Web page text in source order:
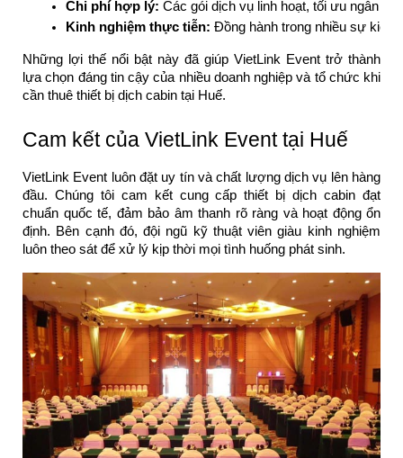
Chi phí hợp lý: Các gói dịch vụ linh hoạt, tối ưu ngân
Kinh nghiệm thực tiễn: Đồng hành trong nhiều sự kiện
Những lợi thế nổi bật này đã giúp VietLink Event trở thành
lựa chọn đáng tin cậy của nhiều doanh nghiệp và tổ chức khi
cần thuê thiết bị dịch cabin tại Huế.
Cam kết của VietLink Event tại Huế
VietLink Event luôn đặt uy tín và chất lượng dịch vụ lên hàng
đầu. Chúng tôi cam kết cung cấp thiết bị dịch cabin đạt
chuẩn quốc tế, đảm bảo âm thanh rõ ràng và hoạt động ổn
định. Bên cạnh đó, đội ngũ kỹ thuật viên giàu kinh nghiệm
luôn theo sát để xử lý kịp thời mọi tình huống phát sinh.